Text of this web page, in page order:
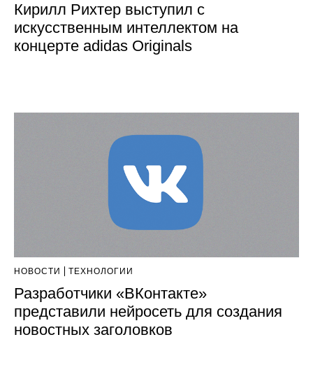
Кирилл Рихтер выступил с
искусственным интеллектом на
концерте adidas Originals
НОВОСТИ ТЕХНОЛОГИИ
Разработчики «ВКонтакте»
представили нейросеть для создания
новостных заголовков